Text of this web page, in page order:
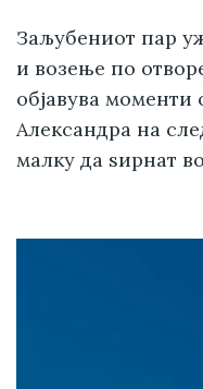
Заљубениот пар
и возење по
објавува
Александра на
малку да ѕирнат